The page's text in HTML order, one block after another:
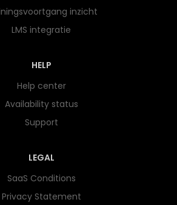
inzicht
LMS integratie
HELP
Help center
Availability status
Support
LEGAL
SaaS Conditions
Privacy Statement